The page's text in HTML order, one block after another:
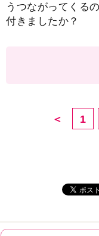
うつながってくる
付きましたか？
＜ 1